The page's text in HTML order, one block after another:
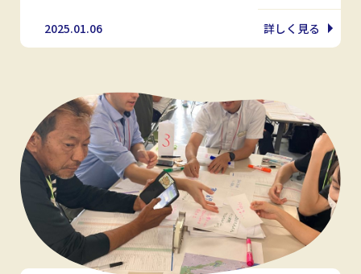
2025.01.06 詳しく見る